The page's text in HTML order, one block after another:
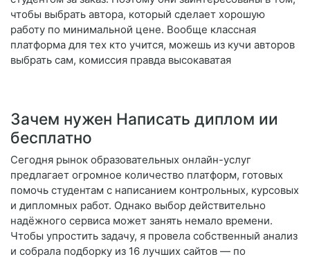
чтобы выбрать автора, который сделает хорошую
работу по минимальной цене. Вообще классная
платформа для тех кто учится, можешь из кучи авторов
выбрать сам, комиссия правда высокаватая
Зачем нужен Написать диплом ии
бесплатно
Сегодня рынок образовательных онлайн-услуг
предлагает огромное количество платформ, готовых
помочь студентам с написанием контрольных, курсовых
и дипломных работ. Однако выбор действительно
надёжного сервиса может занять немало времени.
Чтобы упростить задачу, я провела собственный анализ
и собрала подборку из 16 лучших сайтов — по